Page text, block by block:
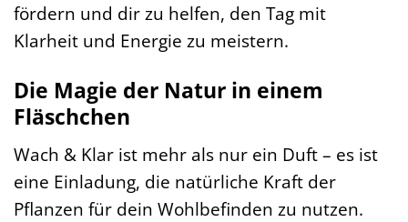
fördern und dir zu helfen, den Tag mit
Klarheit und Energie zu meistern.
Die Magie der Natur in einem
Fläschchen
Wach & Klar ist mehr als nur ein Duft – es ist
eine Einladung, die natürliche Kraft der
Pflanzen für dein Wohlbefinden zu nutzen.